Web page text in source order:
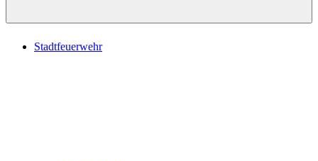
Stadtfeuerwehr